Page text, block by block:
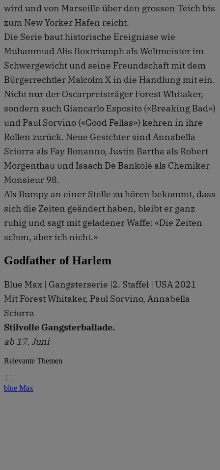
wird und von Marseille über den grossen Teich bis
zum New Yorker Hafen reicht.
Die Serie baut historische Ereignisse wie
Muhammad Alis Boxtriumph als Weltmeister im
Schwergewicht und seine Freundschaft mit dem
Bürgerrechtler Malcolm X in die Handlung mit ein.
Nicht nur der Oscarpreisträger Forest Whitaker,
sondern auch Giancarlo Esposito («Breaking Bad»)
und Paul Sorvino («Good Fellas») kehren in ihre
Rollen zurück. Neue Gesichter sind Annabella
Sciorra als Fay Bonanno, Justin Bartha als Robert
Morgenthau und Isaach De Bankolé als Chemiker
Monsieur 98.
Als Bumpy an einer Stelle zu hören bekommt, dass
sich die Zeiten geändert haben, bleibt er ganz
ruhig und sagt mit geladener Waffe: «Die Zeiten
schon, aber ich nicht.»
Godfather of Harlem
Blue Max | Gangsterserie |2. Staffel | USA 2021
Mit Forest Whitaker, Paul Sorvino, Annabella
Sciorra
Stilvolle Gangsterballade.
ab 17. Juni
Relevante Themen
blue Max